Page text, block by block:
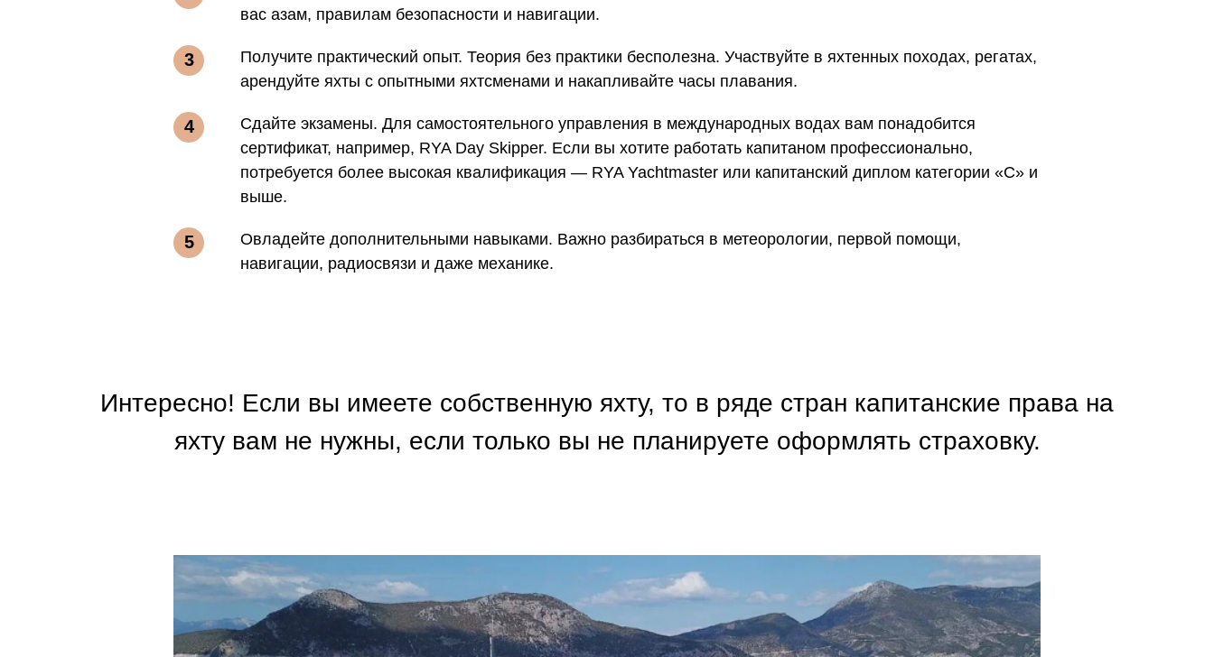
вас азам, правилам безопасности и навигации.
Получите практический опыт. Теория без практики бесполезна. Участвуйте в яхтенных походах, регатах,
арендуйте яхты с опытными яхтсменами и накапливайте часы плавания.
Сдайте экзамены. Для самостоятельного управления в международных водах вам понадобится
сертификат, например, RYA Day Skipper. Если вы хотите работать капитаном профессионально,
потребуется более высокая квалификация — RYA Yachtmaster или капитанский диплом категории «С» и
выше.
Овладейте дополнительными навыками. Важно разбираться в метеорологии, первой помощи,
навигации, радиосвязи и даже механике.
Интересно! Если вы имеете собственную яхту, то в ряде стран капитанские права на
яхту вам не нужны, если только вы не планируете оформлять страховку.